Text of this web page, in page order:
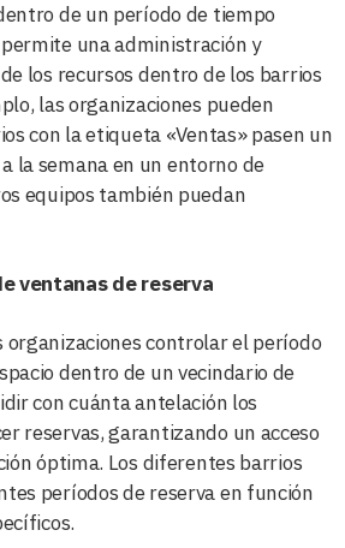
de un período de tiempo
una administración y
los recursos dentro de los barrios
las organizaciones pueden
con la etiqueta «Ventas» pasen un
la semana en un entorno de
equipos también puedan
ventanas de reserva
organizaciones controlar el período
dentro de un vecindario de
con cuánta antelación los
reservas, garantizando un acceso
óptima. Los diferentes barrios
períodos de reserva en función